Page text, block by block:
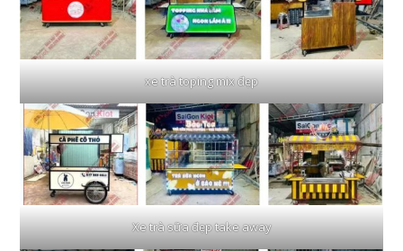
xe trà toping mix đẹp
Xe trà sữa đẹp take away